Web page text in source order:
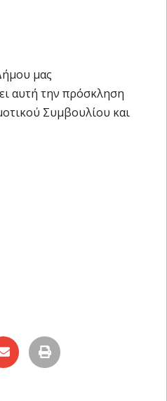
μας
αυτή την πρόσκληση
Συμβουλίου και